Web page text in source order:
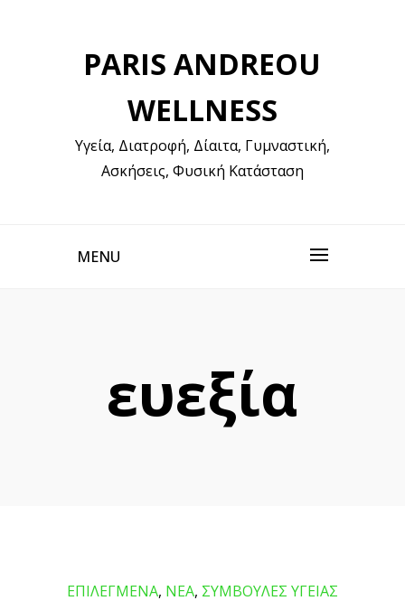
PARIS ANDREOU
WELLNESS
Υγεία, Διατροφή, Δίαιτα, Γυμναστική,
Ασκήσεις, Φυσική Κατάσταση
MENU
ευεξία
ΕΠΙΛΕΓΜΕΝΑ, ΝΕΑ, ΣΥΜΒΟΥΛΕΣ ΥΓΕΙΑΣ